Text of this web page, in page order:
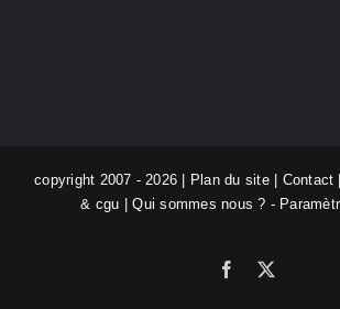
copyright 2007 - 2026 | Plan du site| Contact
& cgu |Qui sommes nous ? -
Facebook